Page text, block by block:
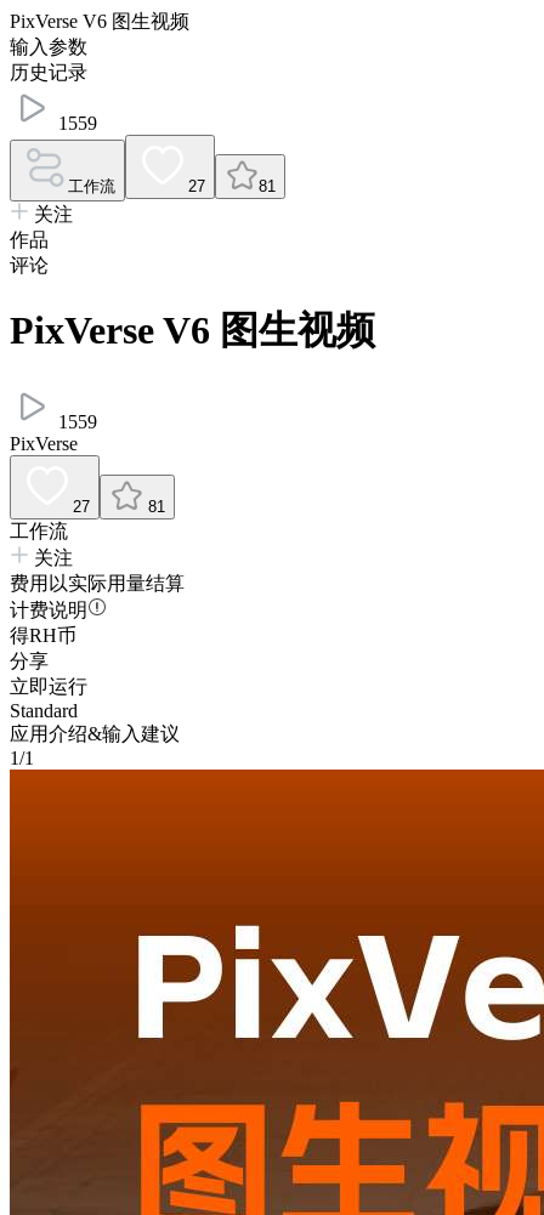
PixVerse V6 图生视频
输入参数
历史记录
1559
工作流 27 81
关注
作品
评论
PixVerse V6 图生视频
1559
PixVerse
27 81
工作流
关注
费用以实际用量结算
计费说明
得RH币
分享
立即运行
Standard
应用介绍&输入建议
1/1